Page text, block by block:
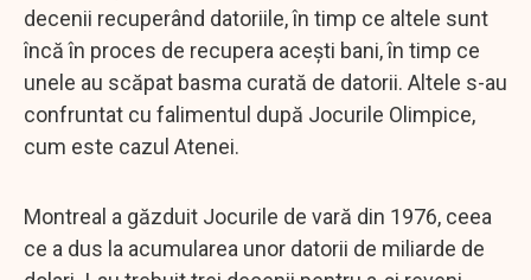
decenii recuperând datoriile, în timp ce altele sunt
încă în proces de recupera acești bani, în timp ce
unele au scăpat basma curată de datorii. Altele s-au
confruntat cu falimentul după Jocurile Olimpice,
cum este cazul Atenei.
Montreal a găzduit Jocurile de vară din 1976, ceea
ce a dus la acumularea unor datorii de miliarde de